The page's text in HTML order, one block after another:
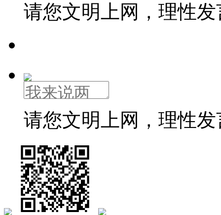
请您文明上网，理性
请您文明上网，理性